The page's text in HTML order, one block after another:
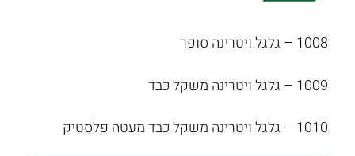
1008 – גלגל ויטרינה סופר
1009 – גלגל ויטרינה משקל כבד
1010 – גלגל ויטרינה משקל כבד מעטה פלסטיק